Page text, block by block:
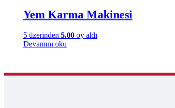
Yem Karma Makinesi
5 üzerinden 5.00 oy aldı
Devamını oku